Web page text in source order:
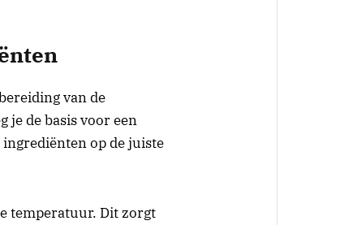
van de
je de basis voor een
op de juiste
temperatuur. Dit zorgt